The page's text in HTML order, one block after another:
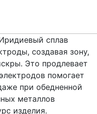
сплав
создавая зону,
Это продлевает
помогает
при обедненной
металлов
изделия.